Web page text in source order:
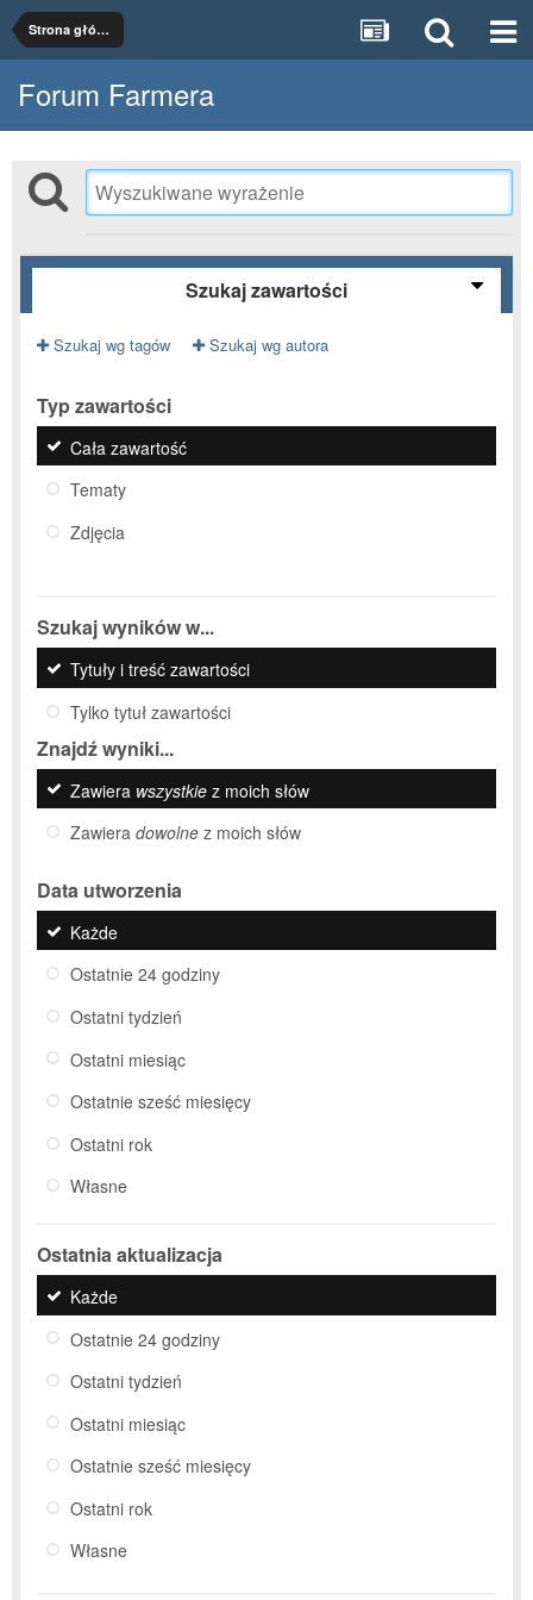
Strona główna
Forum Farmera
Szukaj zawartości
Szukaj wg tagów Szukaj wg autora
Typ zawartości
Cała zawartość
Tematy
Zdjęcia
Szukaj wyników w...
Tytuły i treść zawartości
Tylko tytuł zawartości
Znajdź wyniki...
Zawiera wszystkie z moich słów
Zawiera dowolne z moich słów
Data utworzenia
Każde
Ostatnie 24 godziny
Ostatni tydzień
Ostatni miesiąc
Ostatnie sześć miesięcy
Ostatni rok
Własne
Ostatnia aktualizacja
Każde
Ostatnie 24 godziny
Ostatni tydzień
Ostatni miesiąc
Ostatnie sześć miesięcy
Ostatni rok
Własne